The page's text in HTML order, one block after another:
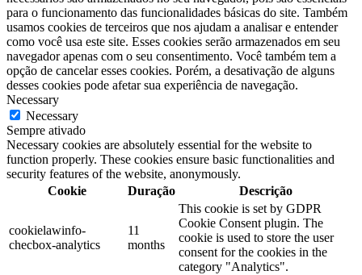
para o funcionamento das funcionalidades básicas do site. Também
usamos cookies de terceiros que nos ajudam a analisar e entender
como você usa este site. Esses cookies serão armazenados em seu
navegador apenas com o seu consentimento. Você também tem a
opção de cancelar esses cookies. Porém, a desativação de alguns
desses cookies pode afetar sua experiência de navegação.
Necessary
Necessary
Sempre ativado
Necessary cookies are absolutely essential for the website to
function properly. These cookies ensure basic functionalities and
security features of the website, anonymously.
Cookie
Duração Descrição
cookielawinfo-
checbox-analytics
11
months
This cookie is set by GDPR
Cookie Consent plugin. The
cookie is used to store the user
consent for the cookies in the
category "Analytics".